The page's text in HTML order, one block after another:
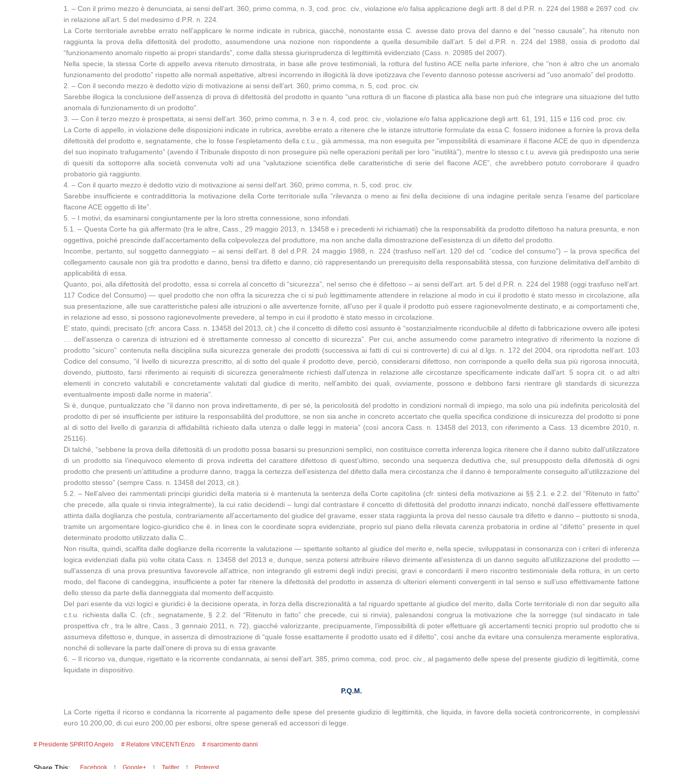
1. – Con il primo mezzo è denunciata, ai sensi dell’art. 360, primo comma, n. 3, cod. proc. civ., violazione e/o falsa applicazione degli artt. 8 del d.P.R. n. 224 del 1988 e 2697 cod. civ.
in relazione all’art. 5 del medesimo d.P.R. n. 224.
La Corte territoriale avrebbe errato nell’applicare le norme indicate in rubrica, giacché, nonostante essa C. avesse dato prova del danno e del “nesso causale”, ha ritenuto non
raggiunta la prova della difettosità del prodotto, assumendone una nozione non rispondente a quella desumibile dall’art. 5 del d.P.R. n. 224 del 1988, ossia di prodotto dal
“funzionamento anomalo rispetto ai propri standards”, come dalla stessa giurisprudenza di legittimità evidenziato (Cass. n. 20985 del 2007).
Nella specie, la stessa Corte di appello aveva ritenuto dimostrata, in base alle prove testimoniali, la rottura del fustino ACE nella parte inferiore, che “non è altro che un anomalo
funzionamento del prodotto” rispetto alle normali aspettative, altresì incorrendo in illogicità là dove ipotizzava che l’evento dannoso potesse ascriversi ad “uso anomalo” del prodotto.
2. – Con il secondo mezzo è dedotto vizio di motivazione ai sensi dell’art. 360, primo comma, n. 5, cod. proc. civ.
Sarebbe illogica la conclusione dell’assenza di prova di difettosità del prodotto in quanto “una rottura di un flacone di plastica alla base non può che integrare una situazione del tutto
anomala di funzionamento di un prodotto”.
3. — Con il terzo mezzo è prospettata, ai sensi dell’art. 360, primo comma, n. 3 e n. 4, cod. proc. civ., violazione e/o falsa applicazione degli artt. 61, 191, 115 e 116 cod. proc. civ.
La Corte di appello, in violazione delle disposizioni indicate in rubrica, avrebbe errato a ritenere che le istanze istruttorie formulate da essa C. fossero inidonee a fornire la prova della
difettosità del prodotto e, segnatamente, che lo fosse l’espletamento della c.t.u., già ammessa, ma non eseguita per “impossibilità di esaminare il flacone ACE de quo in dipendenza
del suo inopinato trafugamento” (avendo il Tribunale disposto di non proseguire più nelle operazioni peritali per loro “inutilità”), mentre lo stesso c.t.u. aveva già predisposto una serie
di quesiti da sottoporre alla società convenuta volti ad una “valutazione scientifica delle caratteristiche di serie del flacone ACE”, che avrebbero potuto corroborare il quadro
probatorio già raggiunto.
4. – Con il quarto mezzo è dedotto vizio di motivazione ai sensi dell’art. 360, primo comma, n. 5, cod. proc. civ.
Sarebbe insufficiente e contraddittoria la motivazione della Corte territoriale sulla “rilevanza o meno ai fini della decisione di una indagine peritale senza l’esame del particolare
flacone ACE oggetto di lite”.
5. – I motivi, da esaminarsi congiuntamente per la loro stretta connessione, sono infondati.
5.1. – Questa Corte ha già affermato (tra le altre, Cass., 29 maggio 2013, n. 13458 e i precedenti ivi richiamati) che la responsabilità da prodotto difettoso ha natura presunta, e non
oggettiva, poiché prescinde dall’accertamento della colpevolezza del produttore, ma non anche dalla dimostrazione dell’esistenza di un difetto del prodotto.
Incombe, pertanto, sul soggetto danneggiato – ai sensi dell’art. 8 del d.P.R. 24 maggio 1988, n. 224 (trasfuso nell’art. 120 del cd. “codice del consumo”) – la prova specifica del
collegamento causale non già tra prodotto e danno, bensì tra difetto e danno, ciò rappresentando un prerequisito della responsabilità stessa, con funzione delimitativa dell’ambito di
applicabilità di essa.
Quanto, poi, alla difettosità del prodotto, essa si correla al concetto di “sicurezza”, nel senso che è difettoso – ai sensi dell’art. art. 5 del d.P.R. n. 224 del 1988 (oggi trasfuso nell’art.
117 Codice del Consumo) — quel prodotto che non offra la sicurezza che ci si può legittimamente attendere in relazione al modo in cui il prodotto è stato messo in circolazione, alla
sua presentazione, alle sue caratteristiche palesi alle istruzioni o alle avvertenze fornite, all’uso per il quale il prodotto può essere ragionevolmente destinato, e ai comportamenti che,
in relazione ad esso, si possono ragionevolmente prevedere, al tempo in cui il prodotto è stato messo in circolazione.
E’ stato, quindi, precisato (cfr. ancora Cass. n. 13458 del 2013, cit.) che il concetto di difetto così assunto è “sostanzialmente riconducibile al difetto di fabbricazione ovvero alle ipotesi
… dell’assenza o carenza di istruzioni ed è strettamente connesso al concetto di sicurezza”. Per cui, anche assumendo come parametro integrativo di riferimento la nozione di
prodotto “sicuro” contenuta nella disciplina sulla sicurezza generale dei prodotti (successiva ai fatti di cui si controverte) di cui al d.lgs. n. 172 del 2004, ora riprodotta nell’art. 103
Codice del consumo, “il livello di sicurezza prescritto, al di sotto del quale il prodotto deve, perciò, considerarsi difettoso, non corrisponde a quello della sua più rigorosa innocuità,
dovendo, piuttosto, farsi riferimento ai requisiti di sicurezza generalmente richiesti dall’utenza in relazione alle circostanze specificamente indicate dall’art. 5 sopra cit. o ad altri
elementi in concreto valutabili e concretamente valutati dal giudice di merito, nell’ambito dei quali, ovviamente, possono e debbono farsi rientrare gli standards di sicurezza
eventualmente imposti dalle norme in materia”.
Si è, dunque, puntualizzato che “il danno non prova indirettamente, di per sé, la pericolosità del prodotto in condizioni normali di impiego, ma solo una più indefinita pericolosità del
prodotto di per sé insufficiente per istituire la responsabilità del produttore, se non sia anche in concreto accertato che quella specifica condizione di insicurezza del prodotto si pone
al di sotto del livello di garanzia di affidabilità richiesto dalla utenza o dalle leggi in materia” (così ancora Cass. n. 13458 del 2013, con riferimento a Cass. 13 dicembre 2010, n.
25116).
Di talché, “sebbene la prova della difettosità di un prodotto possa basarsi su presunzioni semplici, non costituisce corretta inferenza logica ritenere che il danno subito dall’utilizzatore
di un prodotto sia l’inequivoco elemento di prova indiretta del carattere difettoso di quest’ultimo, secondo una sequenza deduttiva che, sul presupposto della difettosità di ogni
prodotto che presenti un’attitudine a produrre danno, tragga la certezza dell’esistenza del difetto dalla mera circostanza che il danno è temporalmente conseguito all’utilizzazione del
prodotto stesso” (sempre Cass. n. 13458 del 2013, cit.).
5.2. – Nell’alveo dei rammentati principi giuridici della materia si è mantenuta la sentenza della Corte capitolina (cfr. sintesi della motivazione ai §§ 2.1. e 2.2. del “Ritenuto in fatto”
che precede, alla quale si rinvia integralmente), la cui ratio decidendi – lungi dal contrastare il concetto di difettosità del prodotto innanzi indicato, nonché dall’essere effettivamente
attinta dalla doglianza che postula, contrariamente all’accertamento del giudice del gravame, esser stata raggiunta la prova del nesso causale tra difetto e danno – piuttosto si snoda,
tramite un argomentare logico-giuridico che è. in linea con le coordinate sopra evidenziate, proprio sul piano della rilevata carenza probatoria in ordine al “difetto” presente in quel
determinato prodotto utilizzato dalla C..
Non risulta, quindi, scalfita dalle doglianze della ricorrente la valutazione — spettante soltanto al giudice del merito e, nella specie, sviluppatasi in consonanza con i criteri di inferenza
logica evidenziati dalla più volte citata Cass. n. 13458 del 2013 e, dunque, senza potersi attribuire rilievo dirimente all’esistenza di un danno seguito all’utilizzazione del prodotto —
sull’assenza di una prova presuntiva favorevole all’attrice, non integrando gli estremi degli indizi precisi, gravi e concordanti il mero riscontro testimoniale della rottura, in un certo
modo, del flacone di candeggina, insufficiente a poter far ritenere la difettosità del prodotto in assenza di ulteriori elementi convergenti in tal senso e sull’uso effettivamente fattone
dello stesso da parte della danneggiata dal momento dell’acquisto.
Del pari esente da vizi logici e giuridici è la decisione operata, in forza della discrezionalità a tal riguardo spettante al giudice del merito, dalla Corte territoriale di non dar seguito alla
c.t.u. richiesta dalla C. (cfr., segnatamente, § 2.2. del “Ritenuto in fatto” che precede, cui si rinvia), palesandosi congrua la motivazione che la sorregge (sul sindacato in tale
prospettiva cfr., tra le altre, Cass., 3 gennaio 2011, n. 72), giacché valorizzante, precipuamente, l’impossibilità di poter effettuare gli accertamenti tecnici proprio sul prodotto che si
assumeva difettoso e, dunque, in assenza di dimostrazione di “quale fosse esattamente il prodotto usato ed il difetto”, così anche da evitare una consulenza meramente esplorativa,
nonché di sollevare la parte dall’onere di prova su di essa gravante.
6. – Il ricorso va, dunque, rigettato e la ricorrente condannata, ai sensi dell’art. 385, primo comma, cod. proc. civ., al pagamento delle spese del presente giudizio di legittimità, come
liquidate in dispositivo.
P.Q.M.
La Corte rigetta il ricorso e condanna la ricorrente al pagamento delle spese del presente giudizio di legittimità, che liquida, in favore della società controricorrente, in complessivi
euro 10.200,00, di cui euro 200,00 per esborsi, oltre spese generali ed accessori di legge.
Presidente SPIRITO Angelo Relatore VINCENTI Enzo risarcimento danni
Facebook Google+ Twitter Pinterest